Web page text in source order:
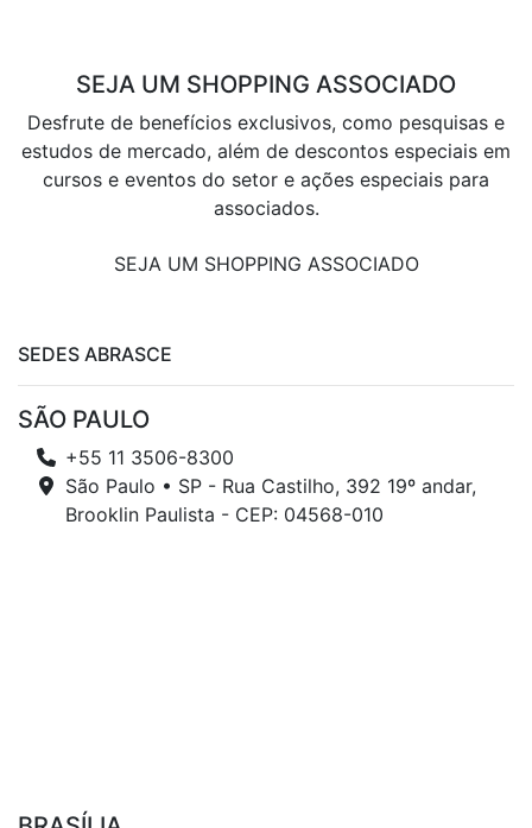
SEJA UM SHOPPING ASSOCIADO
Desfrute de benefícios exclusivos, como pesquisas e
estudos de mercado, além de descontos especiais em
cursos e eventos do setor e ações especiais para
associados.
SEJA UM SHOPPING ASSOCIADO
SEDES ABRASCE
SÃO PAULO
+55 11 3506-8300
São Paulo • SP - Rua Castilho, 392 19º andar,
Brooklin Paulista - CEP: 04568-010